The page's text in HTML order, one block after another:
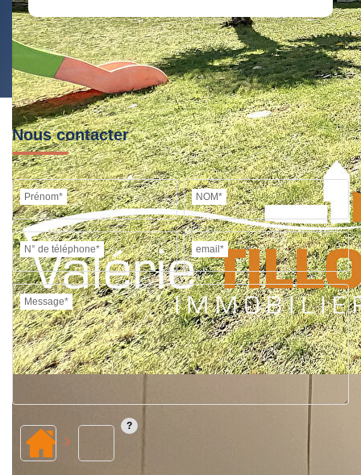
RÉSULTATS DES LYCÉES
RESTAURANTS ET CAFÉS COMMERCES
MÉDECINS
Nous contacter
Prénom* NOM*
N° de téléphone* email*
Message*